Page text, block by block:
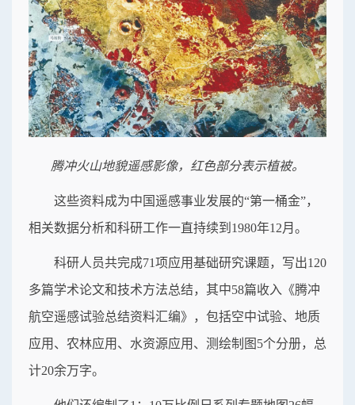
腾冲火山地貌遥感影像，红色部分表示植被。
这些资料成为中国遥感事业发展的“第一桶金”，
相关数据分析和科研工作一直持续到1980年12月。
科研人员共完成71项应用基础研究课题，写出120
多篇学术论文和技术方法总结，其中58篇收入《腾冲
航空遥感试验总结资料汇编》，包括空中试验、地质
应用、农林应用、水资源应用、测绘制图5个分册，总
计20余万字。